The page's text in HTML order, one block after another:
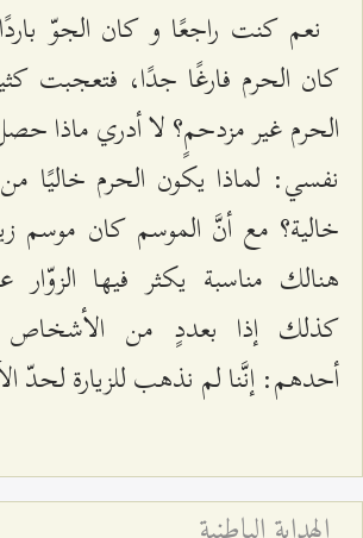
نعم كنت راجعًا و كان الجوّ
كان الحرم فارغًا جدًا، فتعجبت
الحرم غير مزدحمٍ؟ لا أدري ماذا
نفسي: لماذا يكون الحرم خاليًا من
خالية؟ مع أنَّ الموسم كان موسم
هنالك مناسبة يكثر فيها الزوّار
كذلك إذا بعددٍ من الأشخاص
أحدهم: إنَّنا لم نذهب للزيارة لحدّ